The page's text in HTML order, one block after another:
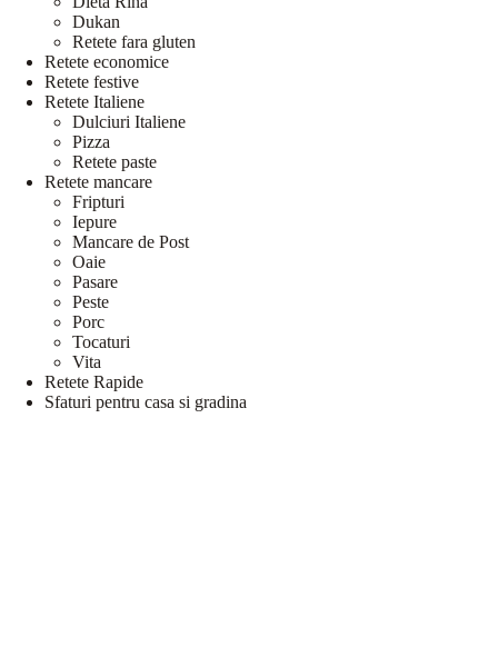
Dukan
Retete fara gluten
Retete economice
Retete festive
Retete Italiene
Dulciuri Italiene
Pizza
Retete paste
Retete mancare
Fripturi
Iepure
Mancare de Post
Oaie
Pasare
Peste
Porc
Tocaturi
Vita
Retete Rapide
Sfaturi pentru casa si gradina